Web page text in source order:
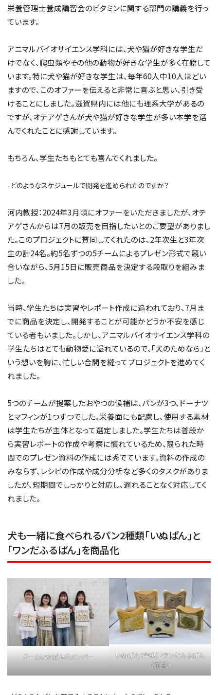
栄養管理士養成講習会のビタミンに関する部門の講義を行っ
ています。
アニマルバイオサイエンス学科には、犬や猫が好きな学生だ
けでなく、爬虫類やその他の動物が好きな学生が多く在籍して
います。特に犬や猫が好きな学生は、毎年60人中10人ほどい
ますので、このオファーを伝えると非常に喜ぶと思い、引き受
けることにしました。滋賀県内には他にも理系大学があるの
ですが、オテアゲさんが犬や猫が好きな学生が多い本学を選
んでくれたことに感謝しています。
もちろん、学生たちもとても喜んでくれました。
-どのようなスケジュールで開発を進められたのですか？
河内教授：2024年3月頃にオファーをいただきましたが、オテ
アゲさんからは7月の販売を目指したいとのご要望がありまし
た。このプロジェクトに賛同してくれたのは、2年次生と3年次
生の計24名。約5名ずつの5チームによるプレゼン形式で競い
合いながら、5月15日に販売商品を決定する段取りを組みま
した。
当時、学生たちは実習やレポート作成に追われており、7月ま
でに商品を決定し、開発することが可能かどうか不安を感じ
ている者もいました。しかし、アニマルバイオサイエンス学科の
学生たちはとても動物愛に溢れているので、「犬のためなら」と
いう想いを胸に、忙しい合間を縫ってプロジェクトを進めてく
れました。
5つのチームが提案したおやつの候補は、パンが3つ、ドーナツ
とマフィンが1つずつでした。栄養面にも配慮し、使用する素材
は学生たちが主体となって選定しました。学生たちは普段か
ら実習レポートの作成や考察に慣れているため、限られた時
間でのプレゼン資料の作成には秀でています。資料の作成の
みならず、レシピの作成や成分分析など多くのタスクがありま
したが、短期間でしっかりと対応し、遅れることなく対応してく
れました。
犬も一緒に食べられるパン2種類「いぬぱん」と
「ワンだふるぱん」を商品化
チームいぬぱんのメンバー
いぬぱん（中央）・ワンだふるぱん
（左右）